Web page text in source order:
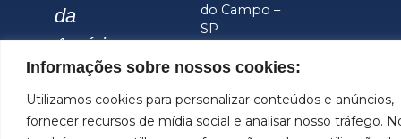
Informações sobre nossos cookies:
Utilizamos cookies para personalizar conteúdos e anúncios,
fornecer recursos de mídia social e analisar nosso tráfego.
da
América
do
Sul.
do Campo –
SP
001